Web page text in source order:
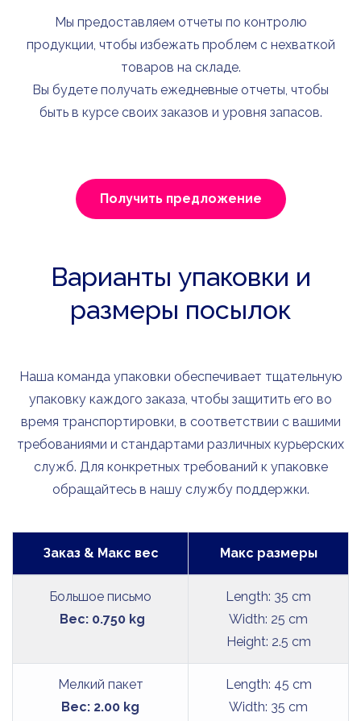
Мы предоставляем отчеты по контролю
продукции, чтобы избежать проблем с нехваткой
товаров на складе.
Вы будете получать ежедневные отчеты, чтобы
быть в курсе своих заказов и уровня запасов.
Получить предложение
Варианты упаковки и
размеры посылок
Наша команда упаковки обеспечивает тщательную
упаковку каждого заказа, чтобы защитить его во
время транспортировки, в соответствии с вашими
требованиями и стандартами различных курьерских
служб. Для конкретных требований к упаковке
обращайтесь в нашу службу поддержки.
Заказ & Макс вес Макс размеры
Большое письмо
Вес: 0.750 kg
Length: 35 cm
Width: 25 cm
Height: 2.5 cm
Мелкий пакет
Вес: 2.00 kg
Length: 45 cm
Width: 35 cm